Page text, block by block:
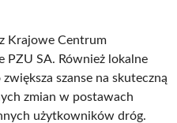
Krajowe Centrum
PZU SA. Również lokalne
szanse na skuteczną
zmian w postawach
użytkowników dróg.